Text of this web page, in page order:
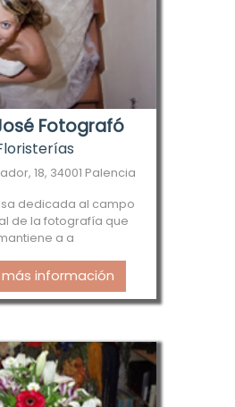
Fotografó
18, 34001 Palencia
dedicada al campo
de la fotografía que
a a
más información